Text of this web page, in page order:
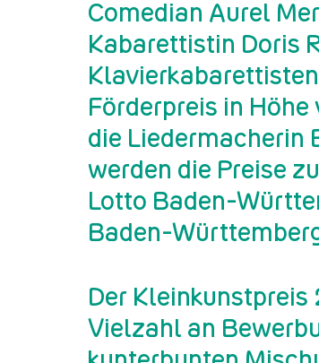
Comedian Aurel
Kabarettistin Doris
Förderpreis in
die Liedermacherin
werden die Preise
Lotto Baden-
Baden-
Der
Vielzahl an